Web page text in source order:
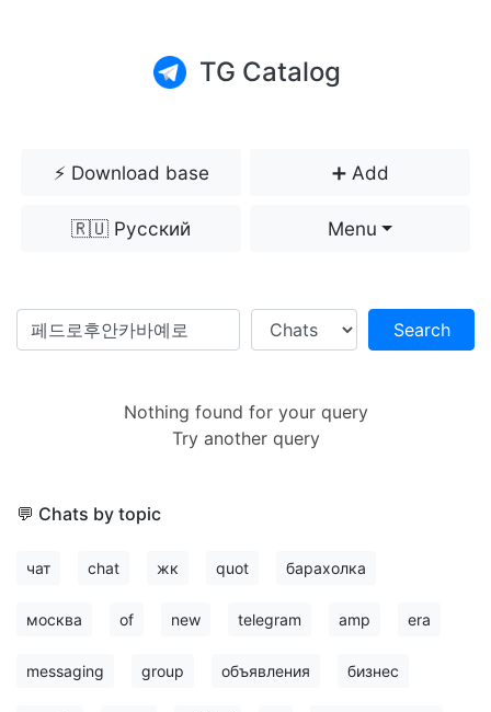
TG Catalog
⚡️ Download base ➕ Add
🇷🇺 Русский Menu
Search
Nothing found for your query
Try another query
💬 Chats by topic
чат chat жк quot барахолка
москва of new telegram amp era
messaging group объявления бизнес